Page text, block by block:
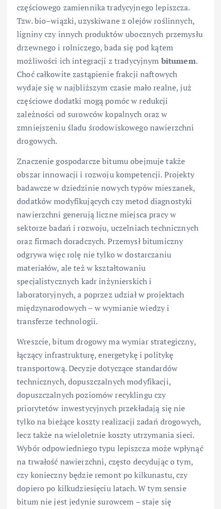
częściowego zamiennika tradycyjnego lepiszcza.
Tzw. bio–wiązki, uzyskiwane z olejów roślinnych,
ligniny czy innych produktów ubocznych przemysłu
drzewnego i rolniczego, bada się pod kątem
możliwości ich integracji z tradycyjnym bitumem.
Choć całkowite zastąpienie frakcji naftowych
wydaje się w najbliższym czasie mało realne, już
częściowe dodatki mogą pomóc w redukcji
zależności od surowców kopalnych oraz w
zmniejszeniu śladu środowiskowego nawierzchni
drogowych.
Znaczenie gospodarcze bitumu obejmuje także
obszar innowacji i rozwoju kompetencji. Projekty
badawcze w dziedzinie nowych typów mieszanek,
dodatków modyfikujących czy metod diagnostyki
nawierzchni generują liczne miejsca pracy w
sektorze badań i rozwoju, uczelniach technicznych
oraz firmach doradczych. Przemysł bitumiczny
odgrywa więc rolę nie tylko w dostarczaniu
materiałów, ale też w kształtowaniu
specjalistycznych kadr inżynierskich i
laboratoryjnych, a poprzez udział w projektach
międzynarodowych – w wymianie wiedzy i
transferze technologii.
Wreszcie, bitum drogowy ma wymiar strategiczny,
łączący infrastrukturę, energetykę i politykę
transportową. Decyzje dotyczące standardów
technicznych, dopuszczalnych modyfikacji,
dopuszczalnych poziomów recyklingu czy
priorytetów inwestycyjnych przekładają się nie
tylko na bieżące koszty realizacji zadań drogowych,
lecz także na wieloletnie koszty utrzymania sieci.
Wybór odpowiedniego typu lepiszcza może wpłynąć
na trwałość nawierzchni, często decydując o tym,
czy konieczny będzie remont po kilkunastu, czy
dopiero po kilkudziesięciu latach. W tym sensie
bitum nie jest jedynie surowcem – staje się